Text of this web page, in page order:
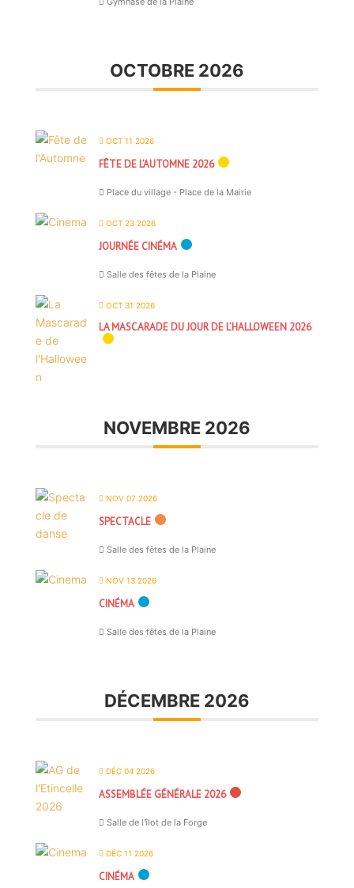
OCTOBRE 2026
OCT 11 2026
FÊTE DE L’AUTOMNE 2026
Place du village - Place de la Mairie
OCT 23 2026
JOURNÉE CINÉMA
Salle des fêtes de la Plaine
OCT 31 2026
LA MASCARADE DU JOUR DE L’HALLOWEEN 2026
NOVEMBRE 2026
NOV 07 2026
SPECTACLE
Salle des fêtes de la Plaine
NOV 13 2026
CINÉMA
Salle des fêtes de la Plaine
DÉCEMBRE 2026
DÉC 04 2026
ASSEMBLÉE GÉNÉRALE 2026
Salle de l'îlot de la Forge
DÉC 11 2026
CINÉMA